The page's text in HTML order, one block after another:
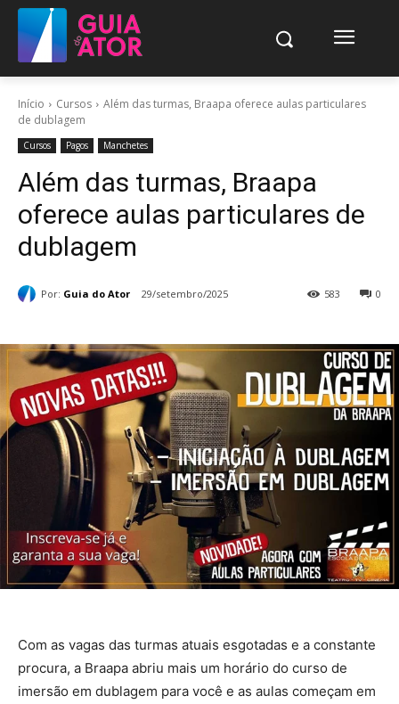
Início Cursos
Além das turmas, Braapa oferece aulas particulares
de dublagem
Cursos Pagos Manchetes
Além das turmas, Braapa
oferece aulas particulares de
dublagem
Por: Guia do Ator 29/setembro/2025 0
583
Com as vagas das turmas atuais esgotadas e a constante
procura, a Braapa abriu mais um horário do curso de
imersão em dublagem para você e as aulas começam em